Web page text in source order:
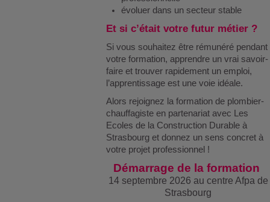
évoluer dans un secteur stable
Et si c’était votre futur métier ?
Si vous souhaitez être rémunéré pendant
votre formation, apprendre un vrai savoir-
faire et trouver rapidement un emploi,
l’apprentissage est une voie idéale.
Alors rejoignez la formation de plombier-
chauffagiste en partenariat avec Les
Ecoles de la Construction Durable à
Strasbourg et donnez un sens concret à
votre projet professionnel !
Démarrage de la formation
14 septembre 2026 au centre Afpa de
Strasbourg